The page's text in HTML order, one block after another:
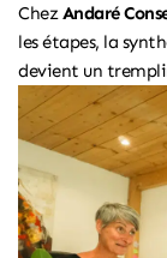
Chez Andaré
les étapes, la
devient un